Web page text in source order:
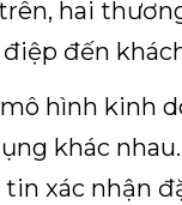
hai
đến
hình kinh
khác
xác nhận